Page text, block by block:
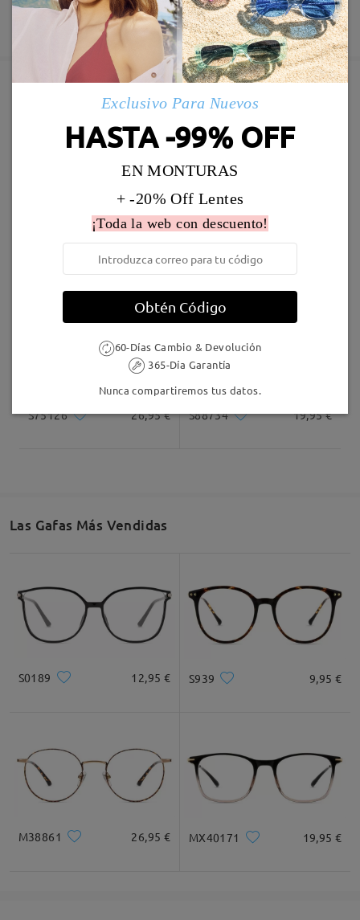
Fabricación
5-7 días laborales
Garantía de 365 días
Descubrir Más
Marcos Similares
19,95 € S23850
S75126 26,95 € S88734 19,95 €
Las Gafas Más Vendidas
S0189 12,95 € S939 9,95 €
M38861 26,95 € MX40171 19,95 €
Exclusivo Para Nuevos
HASTA -99% OFF
EN MONTURAS
+ -20% Off Lentes
¡Toda la web con descuento!
Obtén Código
60-Días Cambio & Devolución
365-Día Garantía
Nunca compartiremos tus datos.